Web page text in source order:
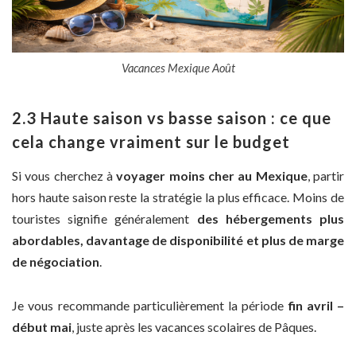
Vacances Mexique Août
2.3 Haute saison vs basse saison : ce que
cela change vraiment sur le budget
Si vous cherchez àvoyager moins cher au Mexique, partir
hors haute saison reste la stratégie la plus efficace. Moins de
touristes signifie généralement des hébergements plus
abordables, davantage de disponibilité et plus de marge
de négociation.
Je vous recommande particulièrement la périodefin avril –
début mai, juste après les vacances scolaires de Pâques.